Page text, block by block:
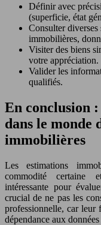
Définir avec
(superficie, état
Consulter diverses
immobilières,
Visiter des biens
votre appréciation.
Valider les
qualifiés.
En conclusion
dans le monde
immobilières
Les estimations
commodité certaine
intéressante pour
crucial de ne pas les
professionnelle, car leur
dépendance aux